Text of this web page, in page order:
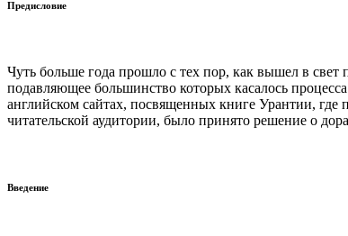
Предисловие
Чуть больше года прошло с тех пор, как вышел в свет
подавляющее большинство которых касалось
английском сайтах, посвященных книге Урантии,
читательской аудитории, было принято решение о
Введение